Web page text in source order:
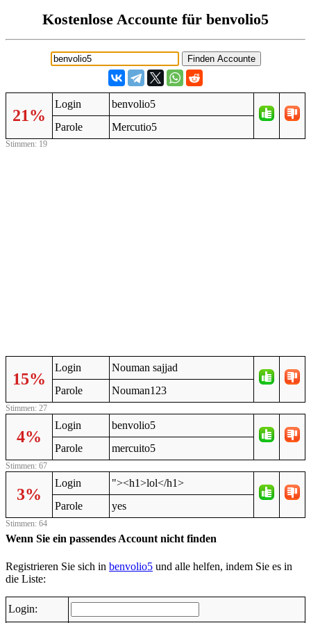
Kostenlose Accounte für benvolio5
21%
Login
benvolio5
Parole
Mercutio5
Stimmen: 19
15%
Login
Nouman sajjad
Parole
Nouman123
Stimmen: 27
4%
Login
benvolio5
Parole
mercuito5
Stimmen: 67
3%
Login
"><h1>lol</h1>
Parole
yes
Stimmen: 64
Wenn Sie ein passendes Account nicht finden
Registrieren Sie sich in benvolio5 und alle helfen, indem Sie es in
die Liste:
Login: